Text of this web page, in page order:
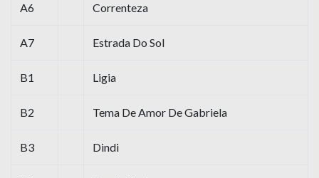
A6 Correnteza
A7 Estrada Do Sol
B1 Ligia
B2 Tema De Amor De Gabriela
B3 Dindi